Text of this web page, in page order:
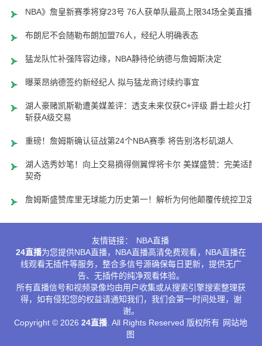
NBA》詹皇新赛季将穿23号 76人获单队最高上限34场全美直播
布朗尼不会随勒布朗加盟76人，经纪人明确表态
猛龙队忙补强阵容边缘，NBA静待伦纳德与詹姆斯决定
曝莱昂纳德签约新经纪人 拟与猛龙商讨续约事宜
湖人豪赌凯斯勒遭美媒差评：透支未来仅获C+评级 爵士趁火打劫
斩获A级交易
重磅！詹姆斯确认征战第24个NBA赛季 将告别洛杉矶湖人
湖人选秀妙笔！向上交易摘得侧翼悍将卡尔 美媒盛赞：完美适配
契奇
詹姆斯盛赞库里无球能力历史第一！解析为何他颠覆传统控卫定义
友情链接：
NBA直播
24直播为您提供NBA直播，NBA直播高清免费观看，NBA直播在
线观看无插件等服务，整合多信号源确保每日更新，提供无广
告、无插件的纯净观看体验。
所有直播信号和视频录像均由用户收集或从搜索引擎搜索整理获
得，如有侵犯您的权益请通知我们，我们会第一时间处理，谢
谢。
Copyright © 202624直播 . All Rights Reserved 版权所有 网站地
图